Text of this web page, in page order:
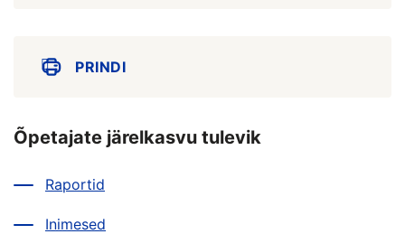
PRINDI
Õpetajate järelkasvu tulevik
Raportid
Inimesed